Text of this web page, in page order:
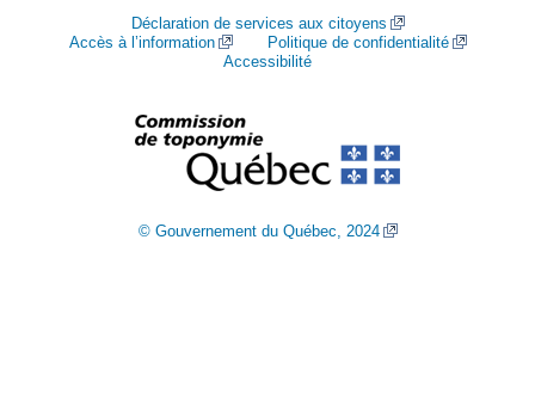
Déclaration de services aux citoyens
Accès à l’information
Politique de confidentialité
Accessibilité
© Gouvernement du Québec, 2024